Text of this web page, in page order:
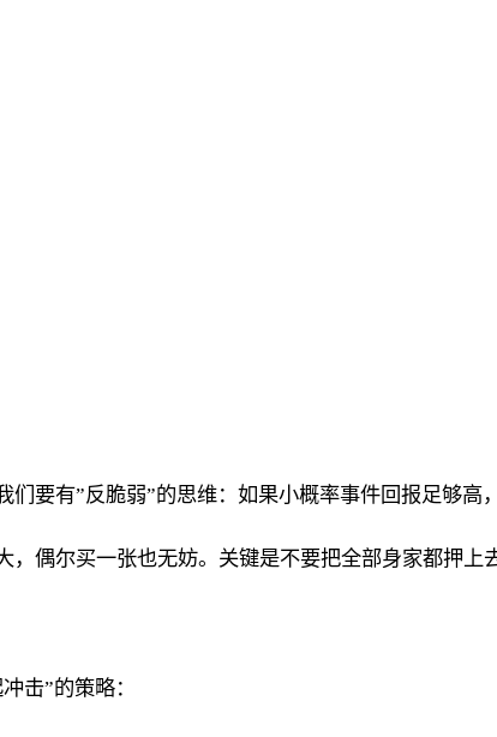
要有”反脆弱”的思维：如果小概率事件回报足够高
偶尔买一张也无妨。关键是不要把全部身家都押上去
击”的策略：